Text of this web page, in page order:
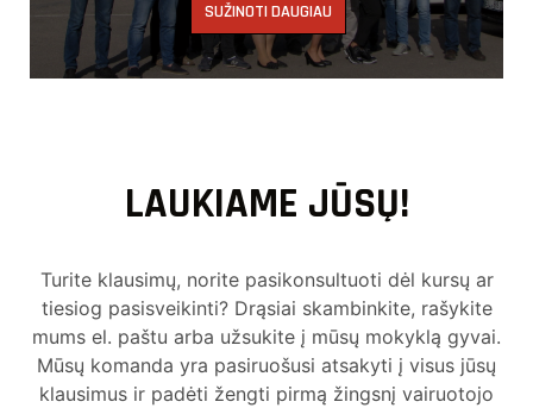
SUŽINOTI DAUGIAU
LAUKIAME JŪSŲ!
Turite klausimų, norite pasikonsultuoti dėl kursų ar
tiesiog pasisveikinti? Drąsiai skambinkite, rašykite
mums el. paštu arba užsukite į mūsų mokyklą gyvai.
Mūsų komanda yra pasiruošusi atsakyti į visus jūsų
klausimus ir padėti žengti pirmą žingsnį vairuotojo